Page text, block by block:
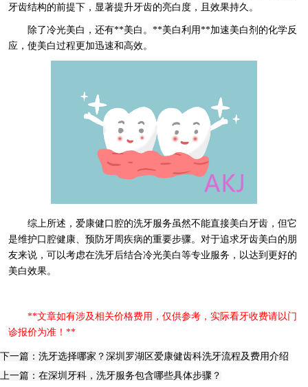
牙齿结构的前提下，显著提升牙齿的亮白度，且效果持久。
除了冷光美白，还有**美白。**美白利用**加速美白剂的化学反
应，使美白过程更加迅速和高效。
综上所述，爱康健口腔的洗牙服务虽然不能直接美白牙齿，但它
是维护口腔健康、预防牙周疾病的重要步骤。对于追求牙齿美白的朋
友来说，可以考虑在洗牙后结合冷光美白等专业服务，以达到更好的
美白效果。
**文章如有涉及相关价格费用，仅供参考，实际看牙收费请以门
诊报价为准！**
下一篇：洗牙选择哪家？深圳罗湖区爱康健齿科洗牙流程及费用介绍
上一篇：在深圳牙科，洗牙服务包含哪些具体步骤？